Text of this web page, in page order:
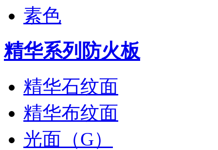
素色
精华系列防火板
精华石纹面
精华布纹面
光面（G）